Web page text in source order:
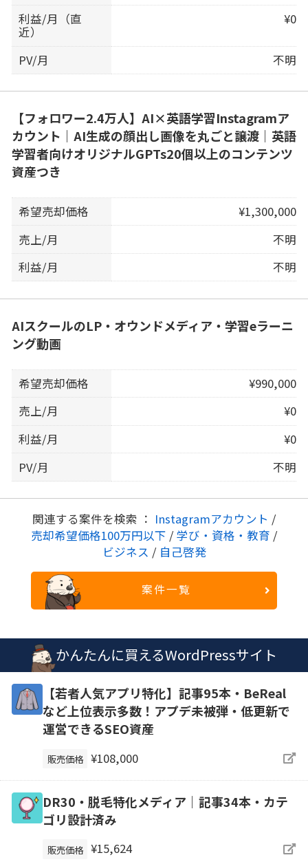
利益/月（直
近）
¥0
PV/月 不明
【フォロワー2.4万人】AI×英語学習Instagramア
カウント｜AI生成の顔出し画像を丸ごと譲渡｜英語
学習者向けオリジナルGPTs20個以上のコンテンツ
資産つき
希望売却価格
¥1,300,000
売上/月
不明
利益/月
不明
AIスクールのLP・オウンドメディア・学習eラーニ
ング動画
希望売却価格
¥990,000
売上/月
¥0
利益/月
¥0
PV/月
不明
関連する案件を検索 ： Instagramアカウント /
売却希望価格100万円以下 / 学び・資格・教育 /
ビジネス / 自己啓発
案件一覧
かんたんに買えるWordPressサイト
【若者人気アプリ特化】記事95本・BeReal
など上位表示多数！アプデ未被弾・低更新で
運営できるSEO資産
販売価格 ¥108,000
DR30・脱毛特化メディア｜記事34本・カテ
ゴリ設計済み
販売価格 ¥15,624